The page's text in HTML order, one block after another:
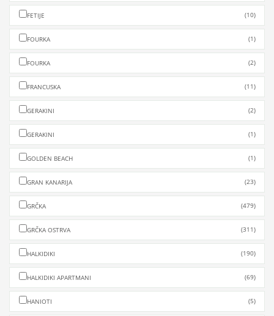
FETIJE (10)
FOURKA (1)
FOURKA (2)
FRANCUSKA (11)
GERAKINI (2)
GERAKINI (1)
GOLDEN BEACH (1)
GRAN KANARIJA (23)
GRČKA (479)
GRČKA OSTRVA (311)
HALKIDIKI (190)
HALKIDIKI APARTMANI (69)
HANIOTI (5)